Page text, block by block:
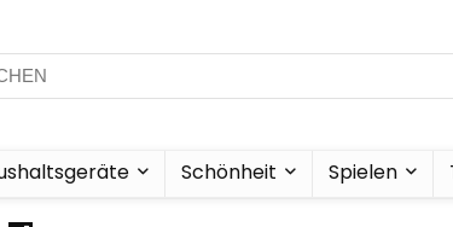
Schönheit Spielen